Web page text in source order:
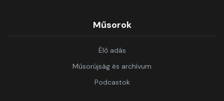
Műsorok
Élő adás
Műsorújság és archívum
Podcastok